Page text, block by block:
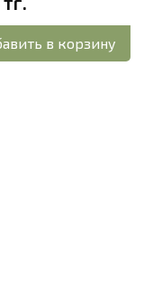
в корзину